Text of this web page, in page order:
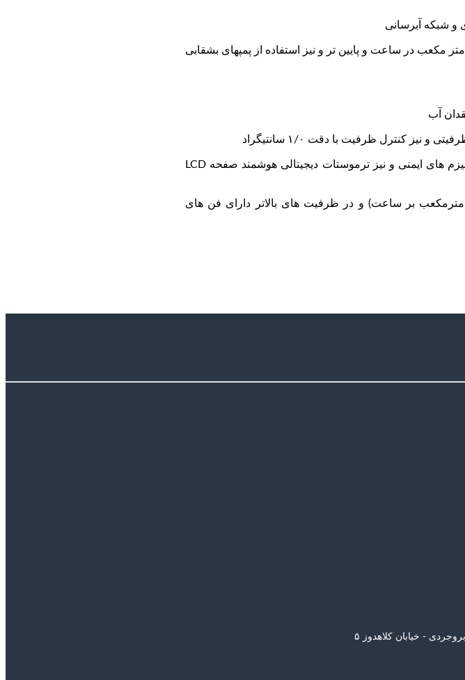
۱۰٫ مجهز به پمپ مگنتـی مستغرق با قابلیت روانکـاری توسط آب وان دستگـاه ، در ظرفیت های ۱۲۰۰۰ متر مکعب در ساعت و پایین تر و نیز استفاده از پمپهای بشقابی
۱۳٫ مجهز به سامانه هوشمند ، تنظیم ، اندازه گیری ، نمایش ، کنترل دما ،کنترل خودکار ظرفیت ، مکانیزم های ایمنی و نیز ترموستات دیجیتالی هوشمند صفحه LCD
۱۴٫ دارای فن فیشباخ یا براشلس سوپرمگنت BLAC (بدون پولی و تسمه در ظرفیت هایی تا ۱۲۰۰۰ مترمکعب بر ساعت) و در ظرفیت های بالاتر دارای فن های